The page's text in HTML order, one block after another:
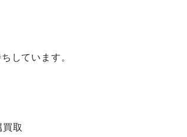
しています。
取